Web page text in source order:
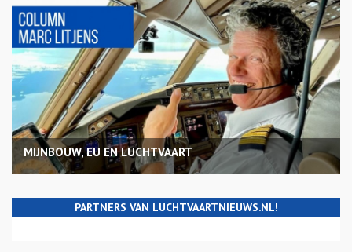
MIJNBOUW, EU EN LUCHTVAART
PARTNERS VAN LUCHTVAARTNIEUWS.NL!